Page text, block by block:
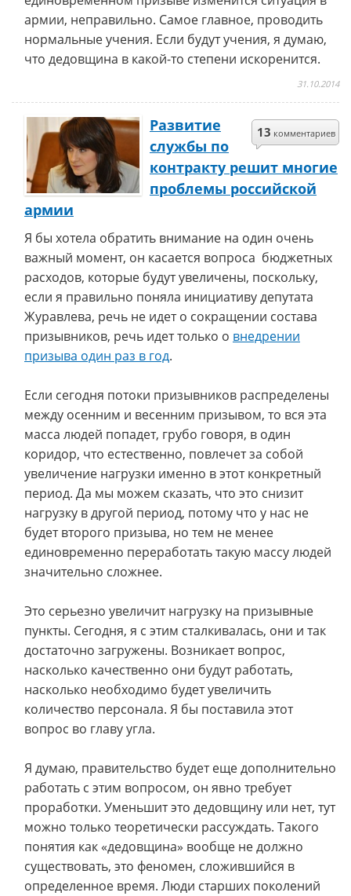
армии, неправильно. Самое главное, проводить
нормальные учения. Если будут учения, я думаю,
что дедовщина в какой-то степени искоренится.
31.10.2014
13 комментариев
Развитие
службы по
контракту решит многие
проблемы российской
армии
Я бы хотела обратить внимание на один очень
важный момент, он касается вопроса бюджетных
расходов, которые будут увеличены, поскольку,
если я правильно поняла инициативу депутата
Журавлева, речь не идет о сокращении состава
призывников, речь идет только о внедрении
призыва один раз в год.
Если сегодня потоки призывников распределены
между осенним и весенним призывом, то вся эта
масса людей попадет, грубо говоря, в один
коридор, что естественно, повлечет за собой
увеличение нагрузки именно в этот конкретный
период. Да мы можем сказать, что это снизит
нагрузку в другой период, потому что у нас не
будет второго призыва, но тем не менее
единовременно переработать такую массу людей
значительно сложнее.
Это серьезно увеличит нагрузку на призывные
пункты. Сегодня, я с этим сталкивалась, они и так
достаточно загружены. Возникает вопрос,
насколько качественно они будут работать,
насколько необходимо будет увеличить
количество персонала. Я бы поставила этот
вопрос во главу угла.
Я думаю, правительство будет еще дополнительно
работать с этим вопросом, он явно требует
проработки. Уменьшит это дедовщину или нет, тут
можно только теоретически рассуждать. Такого
понятия как «дедовщина» вообще не должно
существовать, это феномен, сложившийся в
определенное время. Люди старших поколений